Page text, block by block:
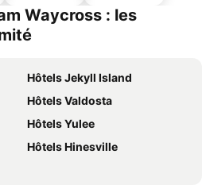
Waycross : les
Hôtels Jekyll Island
Hôtels Valdosta
Hôtels Yulee
Hôtels Hinesville